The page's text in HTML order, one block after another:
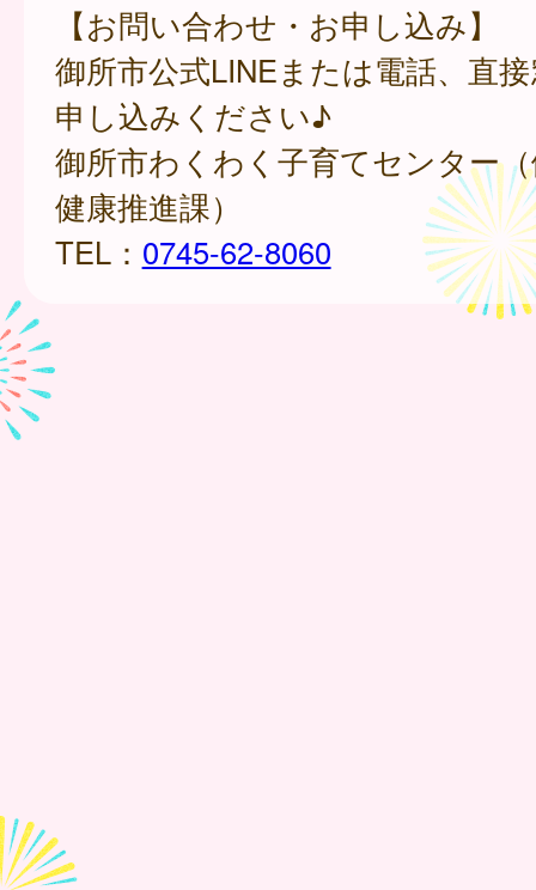
【お問い合わせ・お申し込み】
御所市公式LINEまたは電話、直
申し込みください♪
御所市わくわく子育てセンター
健康推進課）
TEL： 0745-62-8060